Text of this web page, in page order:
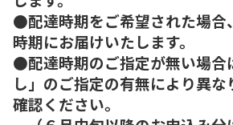
●配達時期をご希望された場合
時期にお届けいたします。
●配達時期のご指定が無い場合
し」のご指定の有無により異
確認ください。